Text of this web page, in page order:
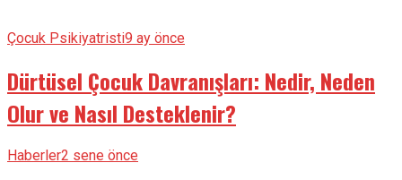
Çocuk Psikiyatristi9 ay önce
Dürtüsel Çocuk Davranışları: Nedir, Neden
Olur ve Nasıl Desteklenir?
Haberler2 sene önce